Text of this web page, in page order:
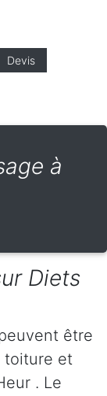
Devis
à
Diets
être
toiture et
. Le